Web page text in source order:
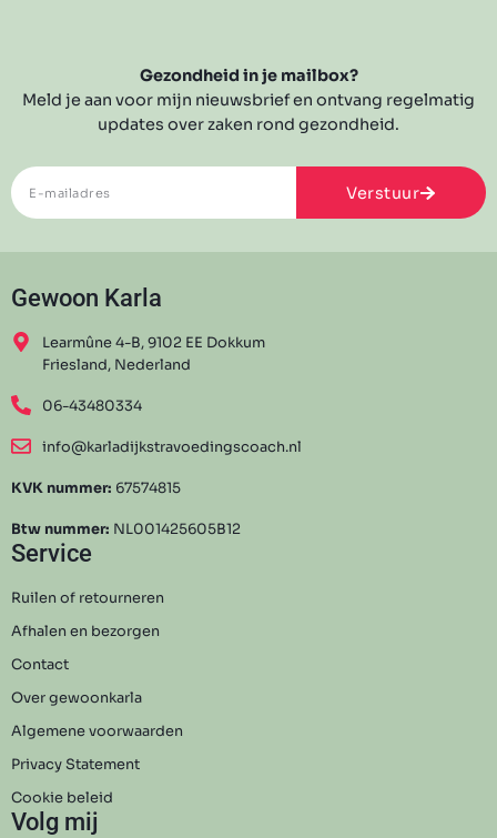
Gezondheid in je mailbox?
Meld je aan voor mijn nieuwsbrief en ontvang regelmatig
updates over zaken rond gezondheid.
Verstuur
Gewoon Karla
Learmûne 4-B, 9102 EE Dokkum
Friesland, Nederland
06-43480334
info@karladijkstravoedingscoach.nl
KVK nummer: 67574815
Btw nummer: NL001425605B12
Service
Ruilen of retourneren
Afhalen en bezorgen
Contact
Over gewoonkarla
Algemene voorwaarden
Privacy Statement
Cookie beleid
Volg mij